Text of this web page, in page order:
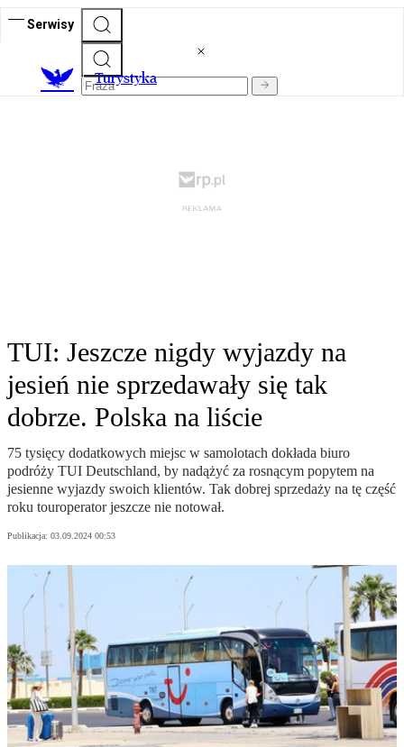
Serwisy
Turystyka
TUI: Jeszcze nigdy wyjazdy na
jesień nie sprzedawały się tak
dobrze. Polska na liście
75 tysięcy dodatkowych miejsc w samolotach dokłada biuro
podróży TUI Deutschland, by nadążyć za rosnącym popytem na
jesienne wyjazdy swoich klientów. Tak dobrej sprzedaży na tę część
roku touroperator jeszcze nie notował.
Publikacja: 03.09.2024 00:53